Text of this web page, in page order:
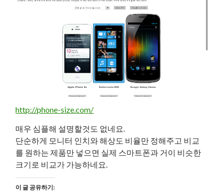
http://phone-size.com/
매우 심플해 설명할것도 없네요.
단순하게 모니터 인치와 해상도 비율만 정해주고 비교
를 원하는 제품만 넣으면 실제 스마트폰과 거이 비슷한
크기로 비교가 가능하네요.
이 글 공유하기: